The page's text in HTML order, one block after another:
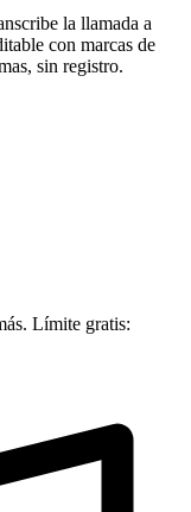
la llamada a
con marcas de
sin registro.
Límite gratis: